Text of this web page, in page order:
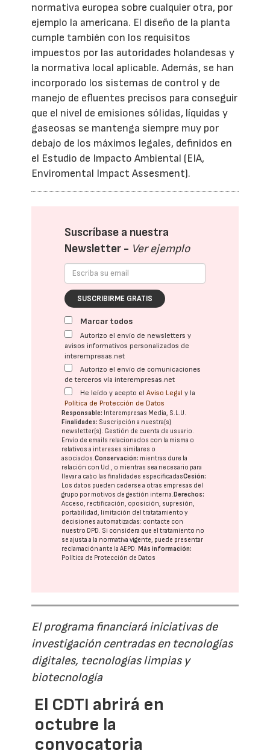
normativa europea sobre cualquier otra, por
ejemplo la americana. El diseño de la planta
cumple también con los requisitos
impuestos por las autoridades holandesas y
la normativa local aplicable. Además, se han
incorporado los sistemas de control y de
manejo de efluentes precisos para conseguir
que el nivel de emisiones sólidas, líquidas y
gaseosas se mantenga siempre muy por
debajo de los máximos legales, definidos en
el Estudio de Impacto Ambiental (EIA,
Enviromental Impact Assesment).
Suscríbase a nuestra
Newsletter - Ver ejemplo
SUSCRIBIRME GRATIS
Marcar todos
Autorizo el envío de newsletters y
avisos informativos personalizados de
interempresas.net
Autorizo el envío de comunicaciones
de terceros vía interempresas.net
He leído y acepto elAviso Legal y la
Política de Protección de Datos
Responsable: Interempresas Media, S.L.U.
Finalidades: Suscripción a nuestra(s)
newsletter(s). Gestión de cuenta de usuario.
Envío de emails relacionados con la misma o
relativos a intereses similares o
asociados.Conservación: mientras dure la
relación con Ud., o mientras sea necesario para
llevar a cabo las finalidades especificadasCesión:
Los datos pueden cederse a otras empresas del
grupo por motivos de gestión interna.Derechos:
Acceso, rectificación, oposición, supresión,
portabilidad, limitación del tratatamiento y
decisiones automatizadas: contacte con
nuestro DPD. Si considera que el tratamiento no
se ajusta a la normativa vigente, puede presentar
reclamación ante laAEPD.Más información:
Política de Protección de Datos
El programa financiará iniciativas de
investigación centradas en tecnologías
digitales, tecnologías limpias y
biotecnología
El CDTI abrirá en
octubre la
convocatoria